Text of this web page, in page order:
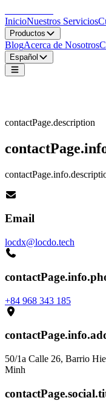
InicioNuestros Servicios
Productos
BlogAcerca de Nosotros
Español
contactPage.description
Email
locdx@locdo.tech
+84 968 343 185
50/1a Calle 26, Barrio
Minh